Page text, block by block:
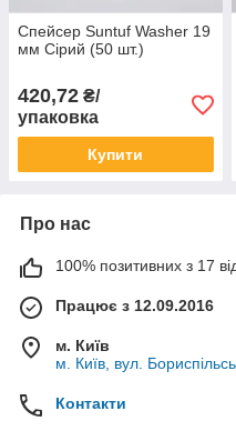
Спейсер Suntuf Washer 19
мм Сірий (50 шт.)
420,72 ₴/
упаковка
Купити
Про нас
100% позитивних з 17
Працює з 12.09.2016
м. Київ
м. Київ, вул.
Контакти